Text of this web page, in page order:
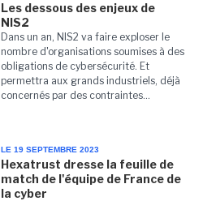
Les dessous des enjeux de
NIS2
Dans un an, NIS2 va faire exploser le
nombre d'organisations soumises à des
obligations de cybersécurité. Et
permettra aux grands industriels, déjà
concernés par des contraintes...
LE 19 SEPTEMBRE 2023
Hexatrust dresse la feuille de
match de l'équipe de France de
la cyber